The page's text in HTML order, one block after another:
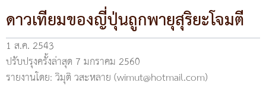
ดาวเทียมของญี่ปุ่นถูกพายุสุริยะโจมตี
1 ส.ค. 2543
ปรับปรุงครั้งล่าสุด 7 มกราคม 2560
รายงานโดย: วิมุติ วสะหลาย (wimut@hotmail.com)